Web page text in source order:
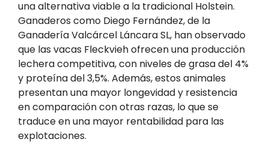
una alternativa viable a la tradicional Holstein.
Ganaderos como Diego Fernández, de la
Ganadería Valcárcel Láncara SL, han observado
que las vacas Fleckvieh ofrecen una producción
lechera competitiva, con niveles de grasa del 4%
y proteína del 3,5%. Además, estos animales
presentan una mayor longevidad y resistencia
en comparación con otras razas, lo que se
traduce en una mayor rentabilidad para las
explotaciones.